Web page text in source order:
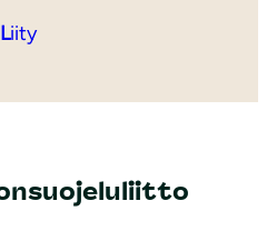
Liity